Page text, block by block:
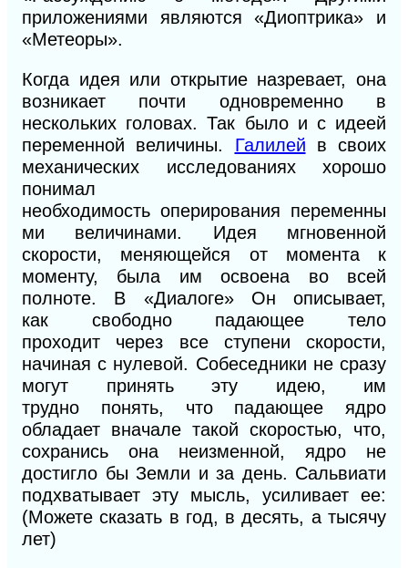
приложениями являются «Диоптрика» и
«Метеоры».
Когда идея или открытие назревает, она
возникает почти одновременно в
нескольких головах. Так было и с идеей
переменной величины. Галилей в своих
механических исследованиях хорошо
понимал
необходимость оперирования переменны
ми величинами. Идея мгновенной
скорости, меняющейся от момента к
моменту, была им освоена во всей
полноте. В «Диалоге» Он описывает,
как свободно падающее
тело
проходит через все ступени скорости,
начиная с нулевой. Собеседники не сразу
могут принять эту идею, им
трудно понять, что падающее ядро
обладает вначале такой скоростью, что,
сохранись она неизменной, ядро не
достигло бы Земли и за день. Сальвиати
подхватывает эту мысль, усиливает ее:
(Можете сказать в год, в десять, а тысячу
лет)